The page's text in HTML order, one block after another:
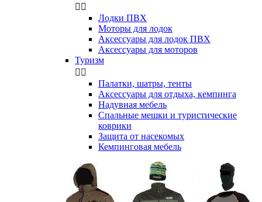
 
Лодки ПВХ
Моторы для лодок
Аксессуары для лодок ПВХ
Аксессуары для моторов
Туризм
 
Палатки, шатры, тенты
Аксессуары для отдыха, кемпинга
Надувная мебель
Спальные мешки и туристические
коврики
Защита от насекомых
Кемпинговая мебель